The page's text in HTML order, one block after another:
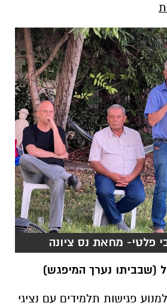
פלטי- מחאת נס ציונה
(שבביתו נערך המיפגש)
פגישות תלמידים עם נציגי